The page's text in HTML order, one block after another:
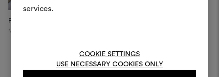
services.
COOKIE SETTINGS
USE NECESSARY COOKIES ONLY
Private Apartment
Milan